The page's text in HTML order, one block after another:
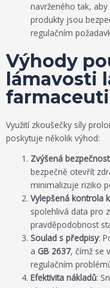
navrženého tak,
produkty jsou
regulačním
Výhody
lámavosti
Využití zkoušečky síly
poskytuje několik výhod:
Zvýšená bezpečnost
bezpečně otevřít
minimalizuje riziko
Vylepšená kontrola
spolehlivá data pro
pravděpodobnost
Soulad s předpisy:
a GB 2637, čímž se
regulačním
Efektivita nákladů: